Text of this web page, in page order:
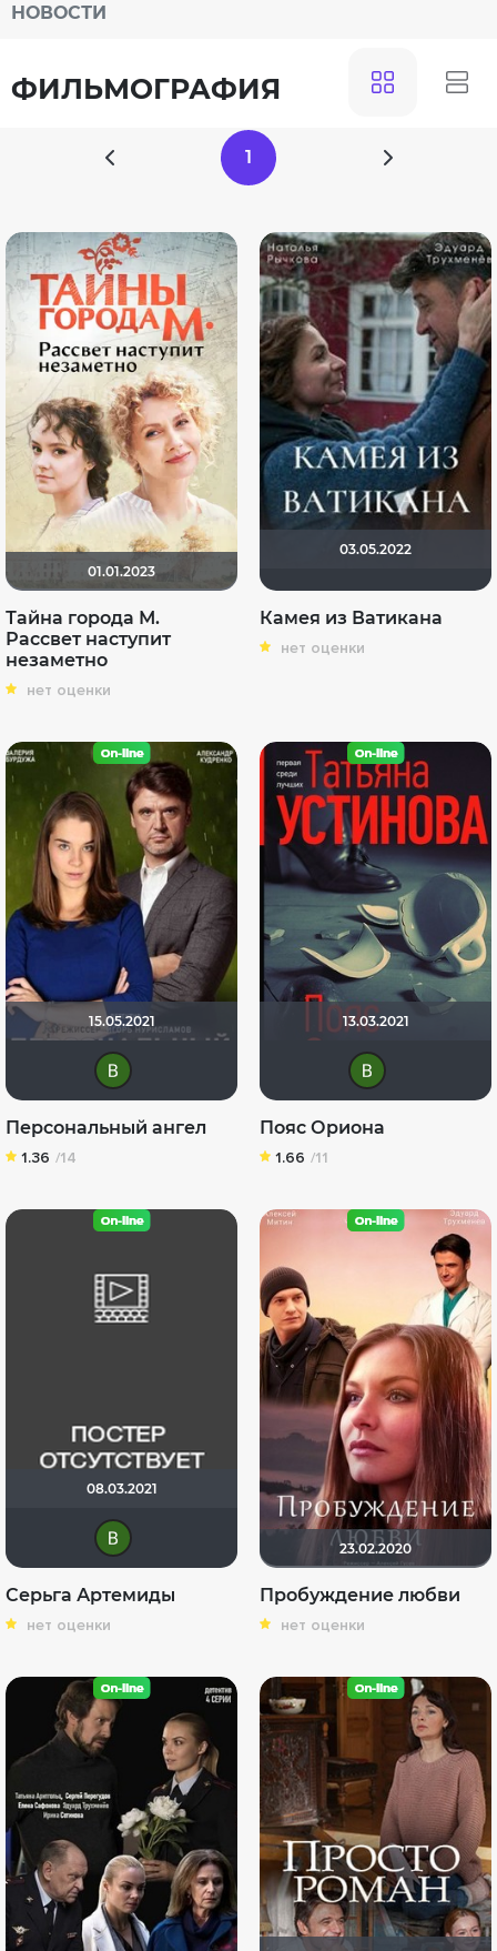
НОВОСТИ
ФИЛЬМОГРАФИЯ
1
01.01.2023
Тайна города М.
Рассвет наступит
незаметно
нет оценки
03.05.2022
Камея из Ватикана
нет оценки
15.05.2021
Виктория Данилевская
Персональный ангел
1.36 /14
13.03.2021
Пояс Ориона
1.66 /11
08.03.2021
Виктория Данилевская
Серьга Артемиды
нет оценки
23.02.2020
Пробуждение любви
нет оценки